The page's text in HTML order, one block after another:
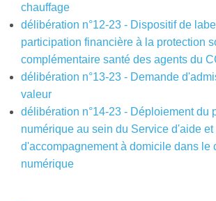
chauffage
délibération n°12-23 - Dispositif de
participation financière à la protection
complémentaire santé des agents du
délibération n°13-23 - Demande
valeur
délibération n°14-23 - Déploiement du
numérique au sein du Service d'aide et
d'accompagnement à domicile dans le
numérique